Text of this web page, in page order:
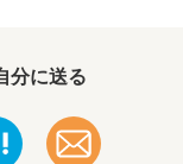
分に送る